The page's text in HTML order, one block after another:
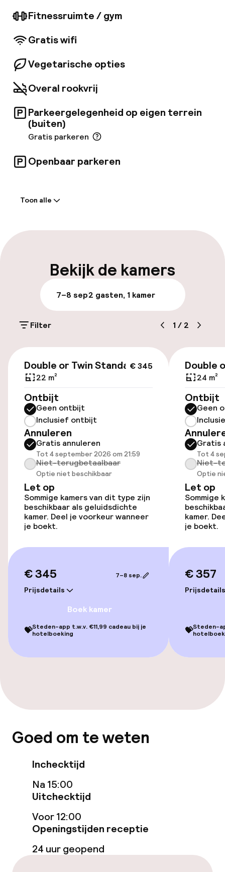
een terras in de binnenplaats dat het hele jaar
door geopend is, bieden de perfecte setting
lunch of diner.
Fitnessruimte / gym
Gratis wifi
Vegetarische opties
Overal rookvrij
Parkeergelegenheid op eigen terrein
(buiten)
Gratis parkeren
Openbaar parkeren
Laat uitchecken mogelijk
Bagageruimte
Parkeren & mobiliteit
(buiten)
Gratis parkeren
Luchthavenshuttle
Toegankelijkheid
Overal rolstoeltoegankelijk
Lift
Zwemmen & wellness
Spa behandelingen
Fitnessruimte / gym
Entertainment
Restaurant
Bar
Eet- en drinkdiensten
Ontbijtbuffet
Ontbijt à la carte
Toon alle
Bekijk de kamers
7–8 sep2 gasten, 1 kamer
Filter 1 / 2
€ 345
Double or Twin Standard
22 m²
Ontbijt
Geen ontbijt
Inclusief ontbijt
Annuleren
Gratis annuleren
Tot 4 september 2026 om 21:59
Niet-terugbetaalbaar
Optie niet beschikbaar
Let op
Sommige kamers van dit type zijn
beschikbaar als geluidsdichte
kamer. Deel je voorkeur wanneer
je boekt.
€ 345
Prijsdetails
7–8 sep.
Boek kamer
💝Steden-app t.w.v. €11,99 cadeau bij je
hotelboeking
Double
24 m²
Ontbijt
Geen
Gratis
Tot 4
Niet-
Optie
Let op
Sommige
kamer.
je boekt.
€ 357
Prijsdetails
💝Steden-
Goed om te weten
Inchecktijd
Na 15:00
Uitchecktijd
Voor 12:00
Openingstijden receptie
24 uur geopend